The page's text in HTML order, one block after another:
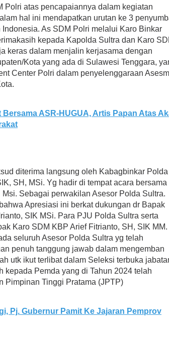
Polri atas pencapaiannya dalam kegiatan
hal ini mendapatkan urutan ke 3
As SDM Polri melalui Karo Binkar
kepada Kapolda Sultra dan Karo
keras dalam menjalin kerjasama dengan
Kota yang ada di Sulawesi Tenggara,
Center Polri dalam penyelenggaraan
Bersama ASR-HUGUA, Artis Papan Atas
diterima langsung oleh Kabagbinkar Polda
SH, MSi. Yg hadir di tempat acara bersama
Sebagai perwakilan Asesor Polda Sultra.
Apresiasi ini berkat dukungan dr Bapak
SIK MSi. Para PJU Polda Sultra serta
Karo SDM KBP Arief Fitrianto, SH, SIK MM.
seluruh Asesor Polda Sultra yg telah
penuh tanggung jawab dalam mengemban
utk ikut terlibat dalam Seleksi terbuka
kepada Pemda yang di Tahun 2024 telah
Pimpinan Tinggi Pratama (JPTP)
Pj. Gubernur Pamit Ke Jajaran Pemprov
ASR-
Ini
Pada
Ada Satu
Di News, Politik